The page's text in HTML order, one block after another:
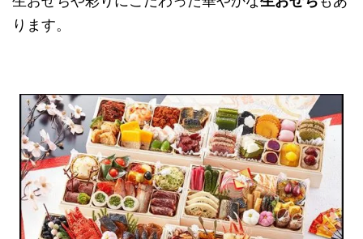
ります。